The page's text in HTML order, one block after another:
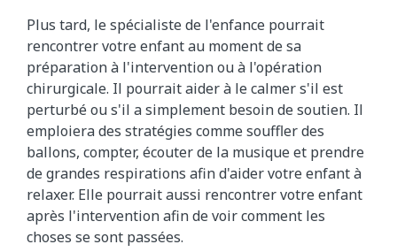
Plus tard, le spécialiste de l'enfance pourrait
rencontrer votre enfant au moment de sa
préparation à l'intervention ou à l'opération
chirurgicale. Il pourrait aider à le calmer s'il est
perturbé ou s'il a simplement besoin de soutien. Il
emploiera des stratégies comme souffler des
ballons, compter, écouter de la musique et prendre
de grandes respirations afin d'aider votre enfant à
relaxer. Elle pourrait aussi rencontrer votre enfant
après l'intervention afin de voir comment les
choses se sont passées.